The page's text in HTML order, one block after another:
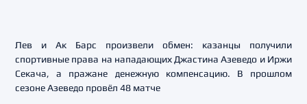
Лев и Ак Барс произвели обмен: казанцы получили
спортивные права на нападающих Джастина Азеведо и Иржи
Секача, а пражане денежную компенсацию. В прошлом
сезоне Азеведо провёл 48 матче